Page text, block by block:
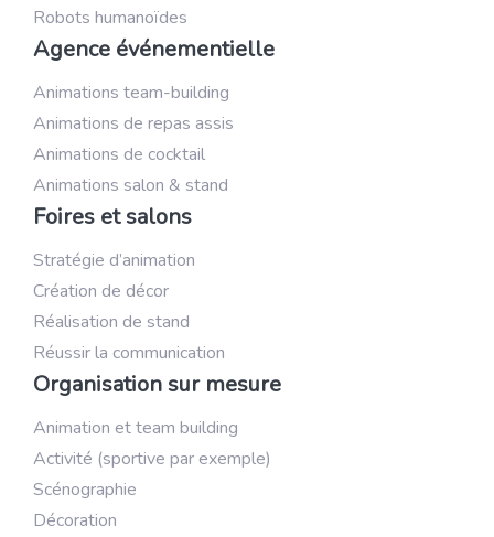
Robots humanoïdes
Agence événementielle
Animations team-building
Animations de repas assis
Animations de cocktail
Animations salon & stand
Foires et salons
Stratégie d’animation
Création de décor
Réalisation de stand
Réussir la communication
Organisation sur mesure
Animation et team building
Activité (sportive par exemple)
Scénographie
Décoration